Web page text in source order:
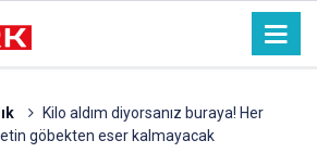
Kilo aldım diyorsanız buraya! Her
göbekten eser kalmayacak